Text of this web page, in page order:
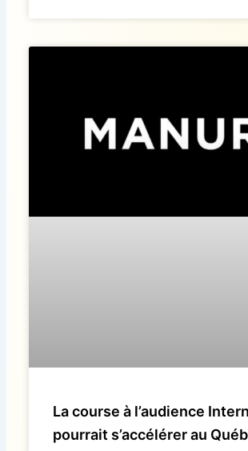
La course à l’audience
pourrait s’accélérer au